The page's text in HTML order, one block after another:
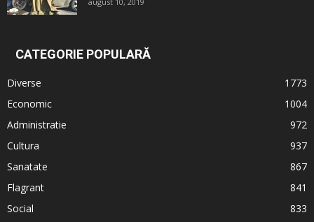
CATEGORIE POPULARĂ
Diverse
1773
Economic
1004
Administratie
972
Cultura
937
Sanatate
867
Flagrant
841
Social
833